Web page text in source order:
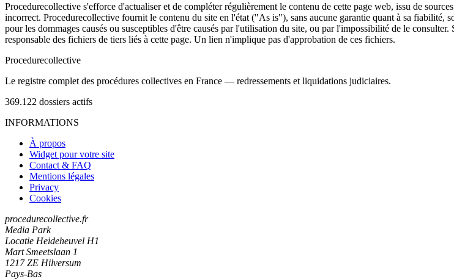
Procedurecollective s'efforce d'actualiser et de compléter régulièrement le contenu de cette page web, issu de
incorrect. Procedurecollective fournit le contenu du site en l'état ("As is"), sans aucune garantie quant à sa fiabilité,
pour les dommages causés ou susceptibles d'être causés par l'utilisation du site, ou par l'impossibilité de le
responsable des fichiers de tiers liés à cette page. Un lien n'implique pas d'approbation de ces fichiers.
Procedurecollective
Le registre complet des procédures collectives en France — redressements et liquidations judiciaires.
369.122 dossiers actifs
INFORMATIONS
À propos
Widget pour votre site
Contact & FAQ
Mentions légales
Privacy
Cookies
procedurecollective.fr
Media Park
Locatie Heideheuvel H1
Mart Smeetslaan 1
1217 ZE Hilversum
Pays-Bas